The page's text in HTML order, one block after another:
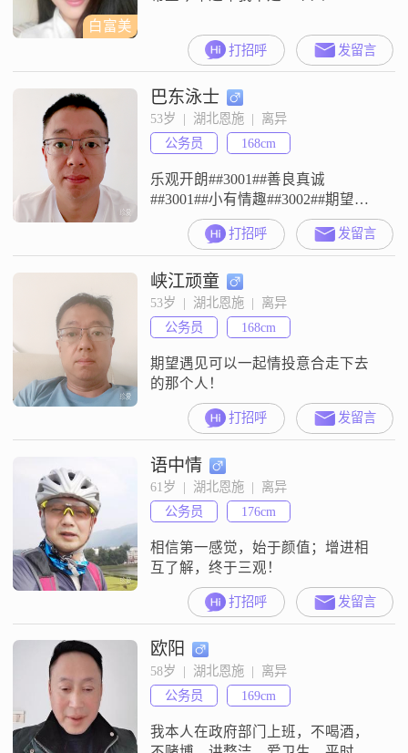
白富美
打招呼 发留言
巴东泳士
53岁  |  湖北恩施  |  离异
公务员
168cm
乐观开朗##3001##善良真诚
##3001##小有情趣##3002##期望遇
见情投意合的人在巴东一起开启更
健康积极的生活##3002##
打招呼 发留言
峡江顽童
53岁  |  湖北恩施  |  离异
公务员
168cm
期望遇见可以一起情投意合走下去
的那个人！
打招呼 发留言
语中情
61岁  |  湖北恩施  |  离异
公务员
176cm
相信第一感觉，始于颜值；增进相
互了解，终于三观！
打招呼 发留言
欧阳
58岁  |  湖北恩施  |  离异
公务员
169cm
我本人在政府部门上班，不喝酒，